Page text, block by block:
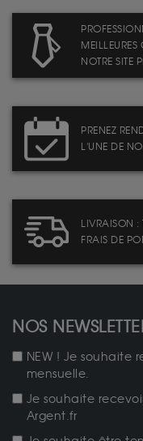
NOTRE SITE
PRENEZ
L'UNE DE
LIVRAISON :
FRAIS DE
NOS
NEW ! Je souhaite
mensuelle.
Je souhaite
Argent.fr